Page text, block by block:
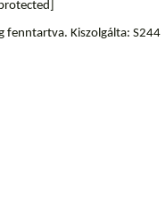
fenntartva. Kiszolgálta: S244